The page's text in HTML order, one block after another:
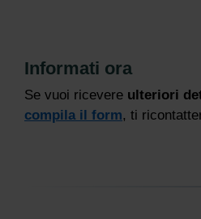
Informati ora
Se vuoi ricevere ulteriori
compila il form, ti